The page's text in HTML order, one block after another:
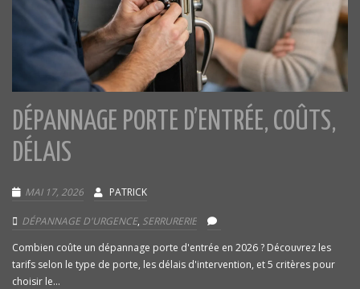
DÉPANNAGE PORTE D’ENTRÉE, COÛTS,
DÉLAIS
MAI 17, 2026 PATRICK
DÉPANNAGE D'URGENCE, SERRURERIE
Combien coûte un dépannage porte d'entrée en 2026 ? Découvrez les
tarifs selon le type de porte, les délais d'intervention, et 5 critères pour
choisir le...